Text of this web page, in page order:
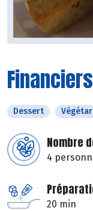
Dessert
Nombre
4
20 min